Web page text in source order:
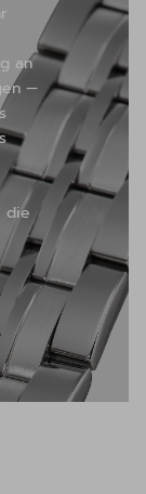
an
—
die